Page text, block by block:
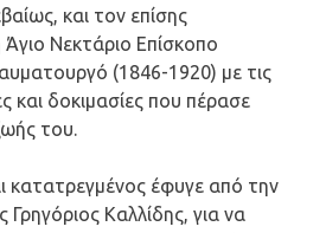
και τον επίσης
Νεκτάριο Επίσκοπο
(1846-1920) με τις
και δοκιμασίες που πέρασε
του.
κατατρεγμένος έφυγε από την
Γρηγόριος Καλλίδης, για να